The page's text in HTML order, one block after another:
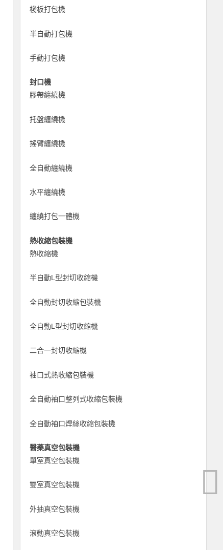
棧板打包機
半自動打包機
手動打包機
封口機
膠帶纏繞機
托盤纏繞機
搖臂纏繞機
全自動纏繞機
水平纏繞機
纏繞打包一體機
熱收縮包裝機
熱收縮機
半自動L型封切收縮機
全自動封切收縮包裝機
全自動L型封切收縮機
二合一封切收縮機
袖口式熱收縮包裝機
全自動袖口整列式收縮包裝機
全自動袖口焊絲收縮包裝機
醫藥真空包裝機
單室真空包裝機
雙室真空包裝機
外抽真空包裝機
滾動真空包裝機